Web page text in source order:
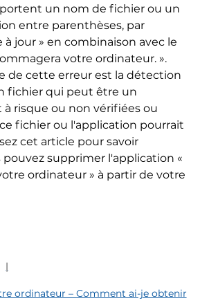
un nom de fichier ou un
entre parenthèses, par
à jour » en combinaison avec le
votre ordinateur. ».
de cette erreur est la détection
fichier qui peut être un
risque ou non vérifiées ou
fichier ou l'application pourrait
cet article pour savoir
supprimer l'application «
ordinateur » à partir de votre
ordinateur – Comment ai-je obtenir